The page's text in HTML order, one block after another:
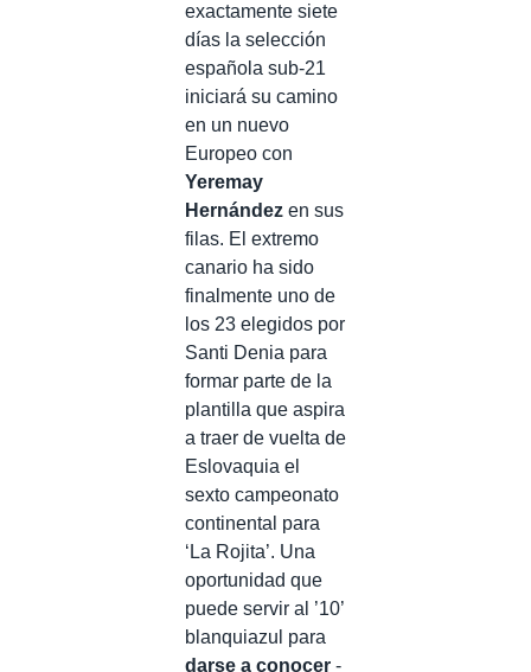
exactamente siete
días la selección
española sub-21
iniciará su camino
en un nuevo
Europeo con
Yeremay
Hernández en sus
filas. El extremo
canario ha sido
finalmente uno de
los 23 elegidos por
Santi Denia para
formar parte de la
plantilla que aspira
a traer de vuelta de
Eslovaquia el
sexto campeonato
continental para
‘La Rojita’. Una
oportunidad que
puede servir al ’10’
blanquiazul para
darse a conocer -